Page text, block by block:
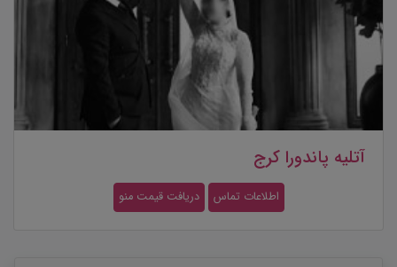
آتلیه پاندورا کرج
اطلاعات تماس دریافت قیمت منو